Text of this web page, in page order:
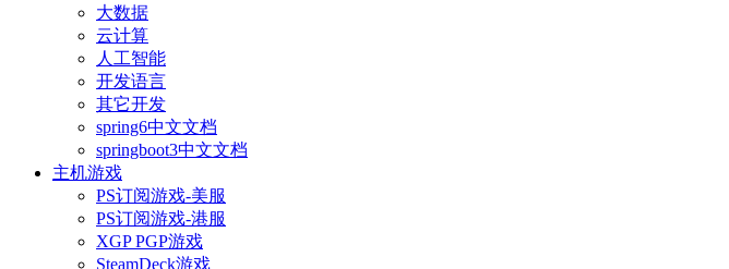
大数据
云计算
人工智能
开发语言
其它开发
spring6中文文档
springboot3中文文档
主机游戏
PS订阅游戏-美服
PS订阅游戏-港服
XGP PGP游戏
SteamDeck游戏